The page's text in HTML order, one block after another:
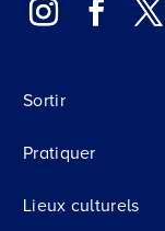
Sortir
Pratiquer
Lieux culturels